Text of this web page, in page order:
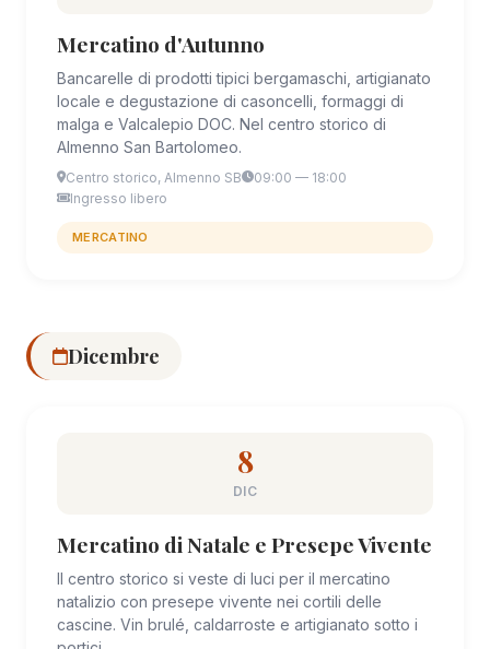
Mercatino d'Autunno
Bancarelle di prodotti tipici bergamaschi, artigianato
locale e degustazione di casoncelli, formaggi di
malga e Valcalepio DOC. Nel centro storico di
Almenno San Bartolomeo.
Centro storico, Almenno SB
09:00 — 18:00
Ingresso libero
MERCATINO
Dicembre
8
DIC
Mercatino di Natale e Presepe Vivente
Il centro storico si veste di luci per il mercatino
natalizio con presepe vivente nei cortili delle
cascine. Vin brulé, caldarroste e artigianato sotto i